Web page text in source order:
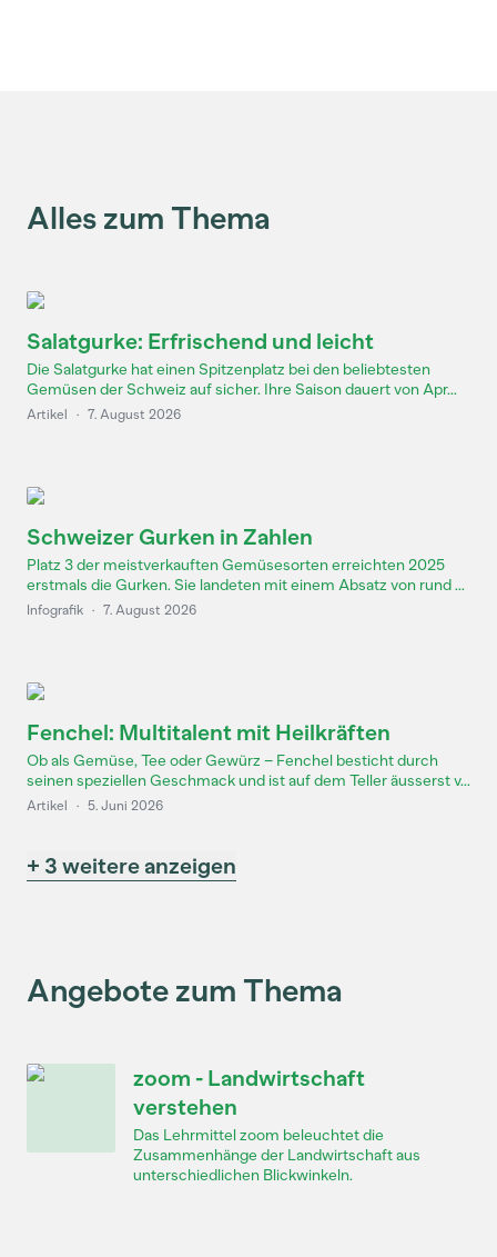
Alles zum Thema
Salatgurke: Erfrischend und leicht
Die Salatgurke hat einen Spitzenplatz bei den beliebtesten
Gemüsen der Schweiz auf sicher. Ihre Saison dauert von Apr...
Artikel · 7. August 2026
Schweizer Gurken in Zahlen
Platz 3 der meistverkauften Gemüsesorten erreichten 2025
erstmals die Gurken. Sie landeten mit einem Absatz von rund ...
Infografik · 7. August 2026
Fenchel: Multitalent mit Heilkräften
Ob als Gemüse, Tee oder Gewürz – Fenchel besticht durch
seinen speziellen Geschmack und ist auf dem Teller äusserst v...
Artikel · 5. Juni 2026
+ 3 weitere anzeigen
Angebote zum Thema
zoom - Landwirtschaft
verstehen
Das Lehrmittel zoom beleuchtet die
Zusammenhänge der Landwirtschaft aus
unterschiedlichen Blickwinkeln.